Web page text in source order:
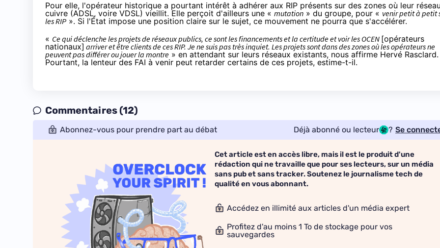
Pour elle, l'opérateur historique a pourtant intérêt à adhérer aux RIP présents sur des zones où leur réseau
cuivre (ADSL, voire VDSL) vieillit. Elle perçoit d'ailleurs une « mutation » du groupe, pour « venir petit à petit
les RIP ». Si l'État impose une position claire sur le sujet, ce mouvement ne pourra que s'accélérer.
« Ce qui déclenche les projets de réseaux publics, ce sont les financements et la certitude et voir les OCEN [opérateurs
nationaux] arriver et être clients de ces RIP. Je ne suis pas très inquiet. Les projets sont dans des zones où les opérateurs ne
peuvent pas différer ou jouer la montre » en attendant sur leurs réseaux existants, nous affirme Hervé Rasclard.
Pourtant, la lenteur des FAI à venir peut retarder certains de ces projets, estime-t-il.
Commentaires (12)
Abonnez-vous pour prendre part au débat Déjà abonné ou lecteur ? Se
Cet article est en accès libre, mais il est le produit d'une
rédaction qui ne travaille que pour ses lecteurs, sur un média
sans pub et sans tracker. Soutenez le journalisme tech de
qualité en vous abonnant.
Accédez en illimité aux articles d'un média expert
Profitez d'au moins 1 To de stockage pour vos
sauvegardes